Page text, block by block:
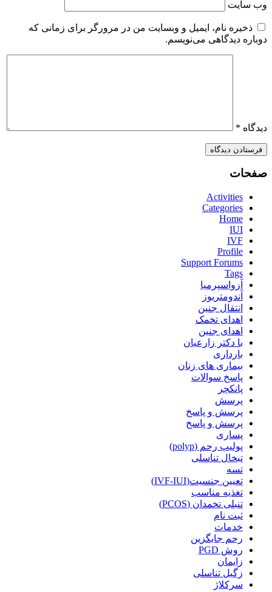
وب‌ سایت
ذخیره نام، ایمیل و وبسایت من در مرورگر برای زمانی که
دوباره دیدگاهی می‌نویسم.
دیدگاه *
صفحات
Activities
Categories
Home
IUI
IVF
Profile
Support Forums
Tags
آزواسپرمیا
آندومتریوز
انتقال جنین
اهدای تخمک
اهدای جنین
با دکتر زارعیان
بارداری
بیماری های زنان
پاسخ سوالات
پانکچر
پرسش
پرسش و پاسخ
پرسش و پاسخ
پساری
پولیپ رحم (polyp)
تبخال تناسلی
تسه
تعیین جنسیت(IVF-IUI)
تغذیه مناسب
تنبلی تخمدان (PCOS)
ثبت نام
خدمات
رحم جایگزین
روش PGD
زایمان
زگیل تناسلی
سرکلاژ